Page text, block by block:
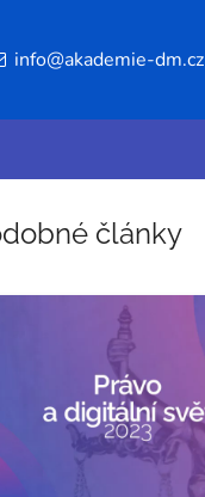
info@akademie-dm.cz
články